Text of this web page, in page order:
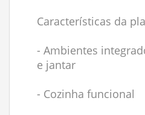
Características da
- Ambientes
e jantar
- Cozinha funcional